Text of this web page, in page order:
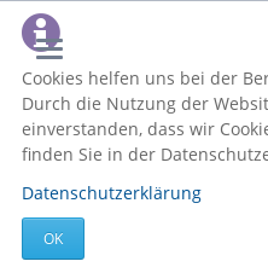
Cookies helfen uns bei der
Durch die Nutzung der
einverstanden, dass wir
finden Sie in der
Datenschutzerklärung
OK